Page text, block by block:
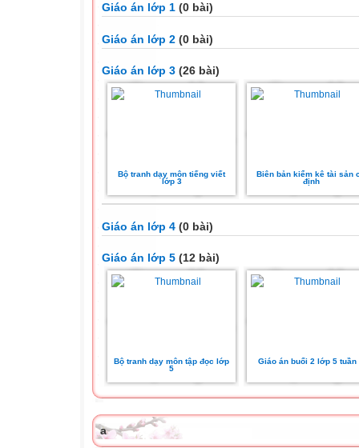
Giáo án lớp 1 (0 bài)
Giáo án lớp 2 (0 bài)
Giáo án lớp 3 (26 bài)
Bộ tranh dạy môn tiếng viết
lớp 3
Biên bản kiểm kê tài sản
định
Giáo án lớp 4 (0 bài)
Giáo án lớp 5 (12 bài)
Bộ tranh dạy môn tập đọc lớp
5
Giáo án buổi 2 lớp 5 tuần
a